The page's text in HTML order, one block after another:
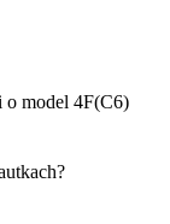
o model 4F(C6)